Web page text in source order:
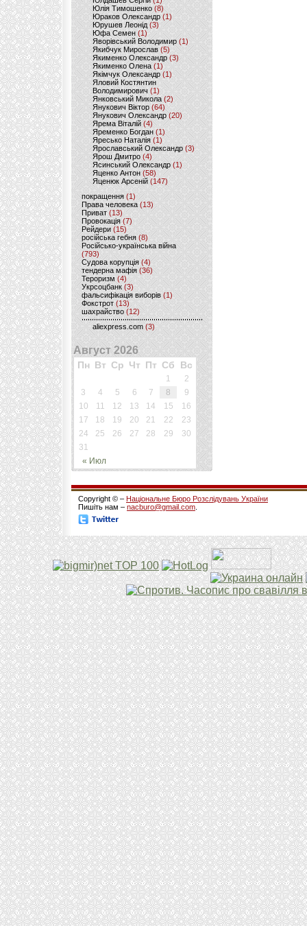
Юлія Тимошенко (8)
Юраков Олександр (1)
Юрушев Леонід (3)
Юфа Семен (1)
Яворівський Володимир (1)
Якибчук Мирослав (5)
Якименко Олександр (3)
Якименко Олена(1)
Якімчук Олександр (1)
Яловий Костянтин
Володимирович (1)
Янковський Микола(2)
Янукович Віктор (64)
Янукович Олександр(20)
Ярема Віталій(4)
Яременко Богдан(1)
Яресько Наталія(1)
Ярославський Олександр (3)
Ярош Дмитро (4)
Ясинський Олександр (1)
Яценко Антон(58)
Яценюк Арсеній (147)
покращення (1)
Права человека(13)
Приват (13)
Провокація (7)
Рейдери (15)
російська гебня (8)
Російсько-українська війна
(793)
Судова корупція (4)
тендерна мафія (36)
Тероризм (4)
Укрсоцбанк (3)
фальсифікація виборів (1)
Фокстрот(13)
шахрайство (12)
aliexpress.com (3)
Август 2026
Пн Вт Ср Чт Пт Сб Вс
« Июл
1
2
3
4 5 6 7 8
9
10
11 12 13 14 15
16
17
18 19 20 21 22
23
24
25 26 27 28 29
30
31
Copyright © – Національне Бюро Розслідувань України
Пишіть нам – nacburo@gmail.com